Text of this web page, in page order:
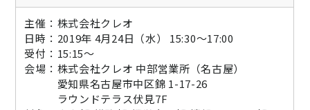
主催：株式会社クレオ
日時：2019年 4月24日（水） 15:30～17:00
受付：15:15～
会場：株式会社クレオ 中部営業所（名古屋）
愛知県名古屋市中区錦 1-17-26
ラウンドテラス伏見7F